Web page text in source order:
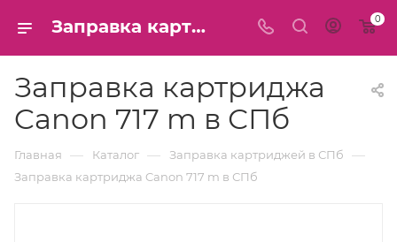
Заправка картриджа Canon 717 m в СПб 0
Заправка картриджа
Canon 717 m в СПб
Главная — Каталог — Заправка картриджей в СПб —
Заправка картриджа Canon 717 m в СПб